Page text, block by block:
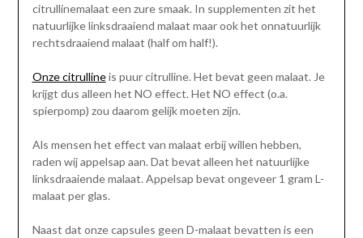
citrullinemalaat een zure smaak. In supplementen zit het
natuurlijke linksdraaiend malaat maar ook het onnatuurlijk
rechtsdraaiend malaat (half om half!).
Onze citrullineis puur citrulline. Het bevat geen malaat. Je
krijgt dus alleen het NO effect. Het NO effect (o.a.
spierpomp) zou daarom gelijk moeten zijn.
Als mensen het effect van malaat erbij willen hebben,
raden wij appelsap aan. Dat bevat alleen het natuurlijke
linksdraaiende malaat. Appelsap bevat ongeveer 1 gram L-
malaat per glas.
Naast dat onze capsules geen D-malaat bevatten is een